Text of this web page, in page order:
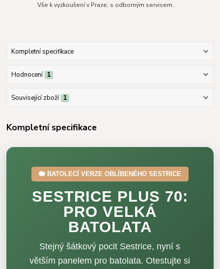
Vše k vyzkoušení v Praze, s odborným servisem.
Kompletní specifikace
Hodnocení 1
Související zboží 1
Kompletní specifikace
🐘 BATOLECÍ VERZE OBLÍBENÉHO SESTRICE
SESTRICE PLUS 70:
PRO VELKÁ
BATOLATA
Stejný šátkový pocit Sestrice, nyní s
větším panelem pro batolata. Otestujte si